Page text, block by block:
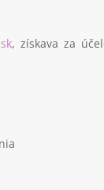
, získava za